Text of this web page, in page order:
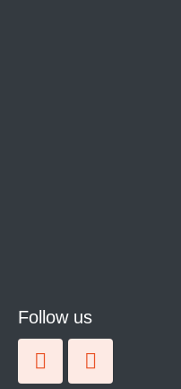
Follow us